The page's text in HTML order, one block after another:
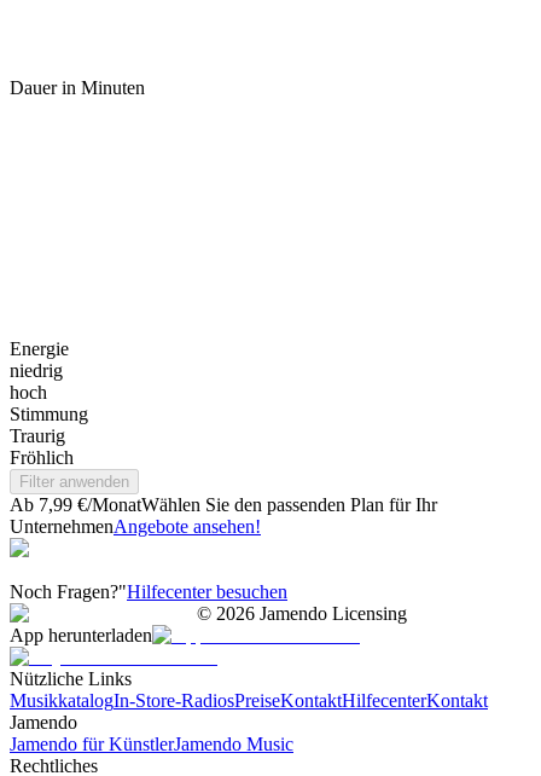
Dauer in Minuten
Energie
niedrig
hoch
Stimmung
Traurig
Fröhlich
Filter anwenden
Ab 7,99 €/MonatWählen Sie den passenden Plan für Ihr
UnternehmenAngebote ansehen!
Noch Fragen?"Hilfecenter besuchen
© 2026 Jamendo Licensing
App herunterladen
Nützliche Links
MusikkatalogIn-Store-RadiosPreiseKontaktHilfecenterKontakt
Jamendo
Jamendo für KünstlerJamendo Music
Rechtliches